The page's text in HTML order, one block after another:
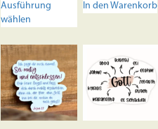
Ausführung
wählen
Produkt
auf.
Optionen
können
auf
In den Warenkorb